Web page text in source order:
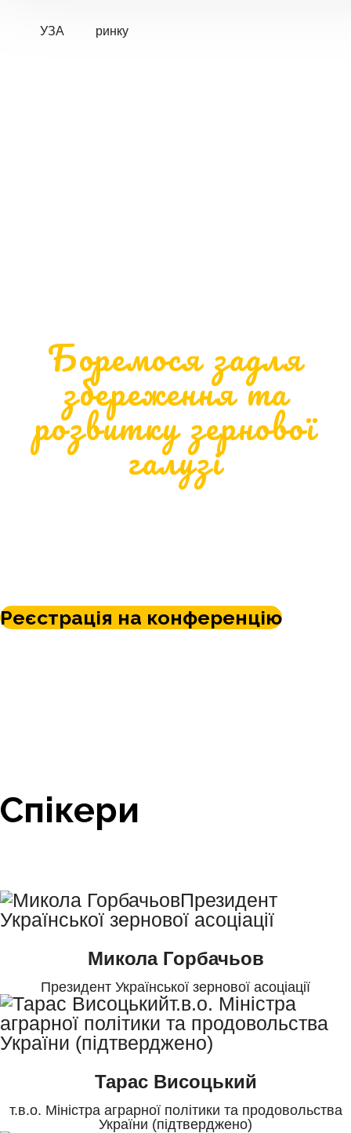
УЗА ринку
Боремося задля
збереження та
розвитку зернової
галузі
Реєстрація на конференцію
Спікери
Микола Горбачьов
Президент Української зернової асоціації
Тарас Висоцький
т.в.о. Міністра аграрної політики та продовольства
України (підтверджено)